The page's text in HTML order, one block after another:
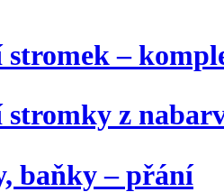
stromek –
stromky z
baňky – přání